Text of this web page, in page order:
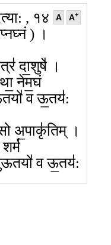
A A+
, १४
) ।
दा॒शुषे॑ ।
नेम॒घं
व ऊ॒तय॑:
अ॒पाकृ॑तिम् ।
व ऊ॒तय॑:
न य॑न्तन ।
व